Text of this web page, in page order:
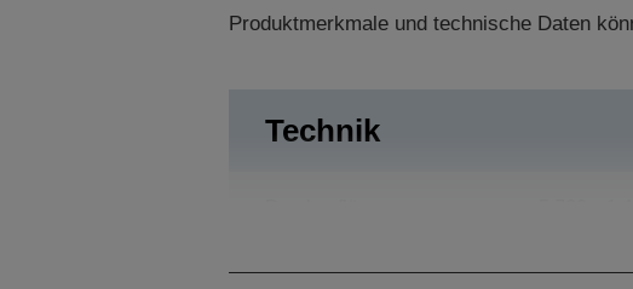
Produktmerkmale und technische Daten
Technik